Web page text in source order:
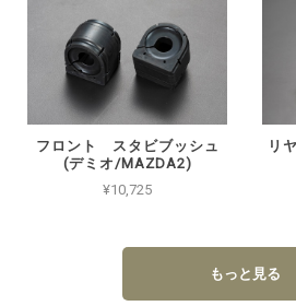
フロント スタビブッシュ
(デミオ/MAZDA2)
¥10,725
リ
もっと見る